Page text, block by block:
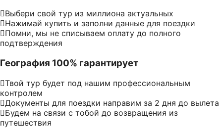
Выбери свой тур из миллиона актуальных
Нажимай купить и заполни данные для поездки
Помни, мы не списываем оплату до полного
подтверждения
География 100% гарантирует
Твой тур будет под нашим профессиональным
контролем
Документы для поездки направим за 2 дня до вылета
Будем на связи с тобой до возвращения из
путешествия